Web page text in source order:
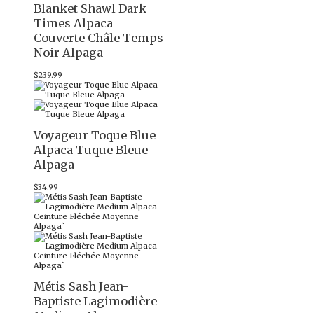
Blanket Shawl Dark
Times Alpaca
Couverte Châle Temps
Noir Alpaga
$239.99
Voyageur Toque Blue
Alpaca Tuque Bleue
Alpaga
$34.99
Métis Sash Jean-
Baptiste Lagimodière